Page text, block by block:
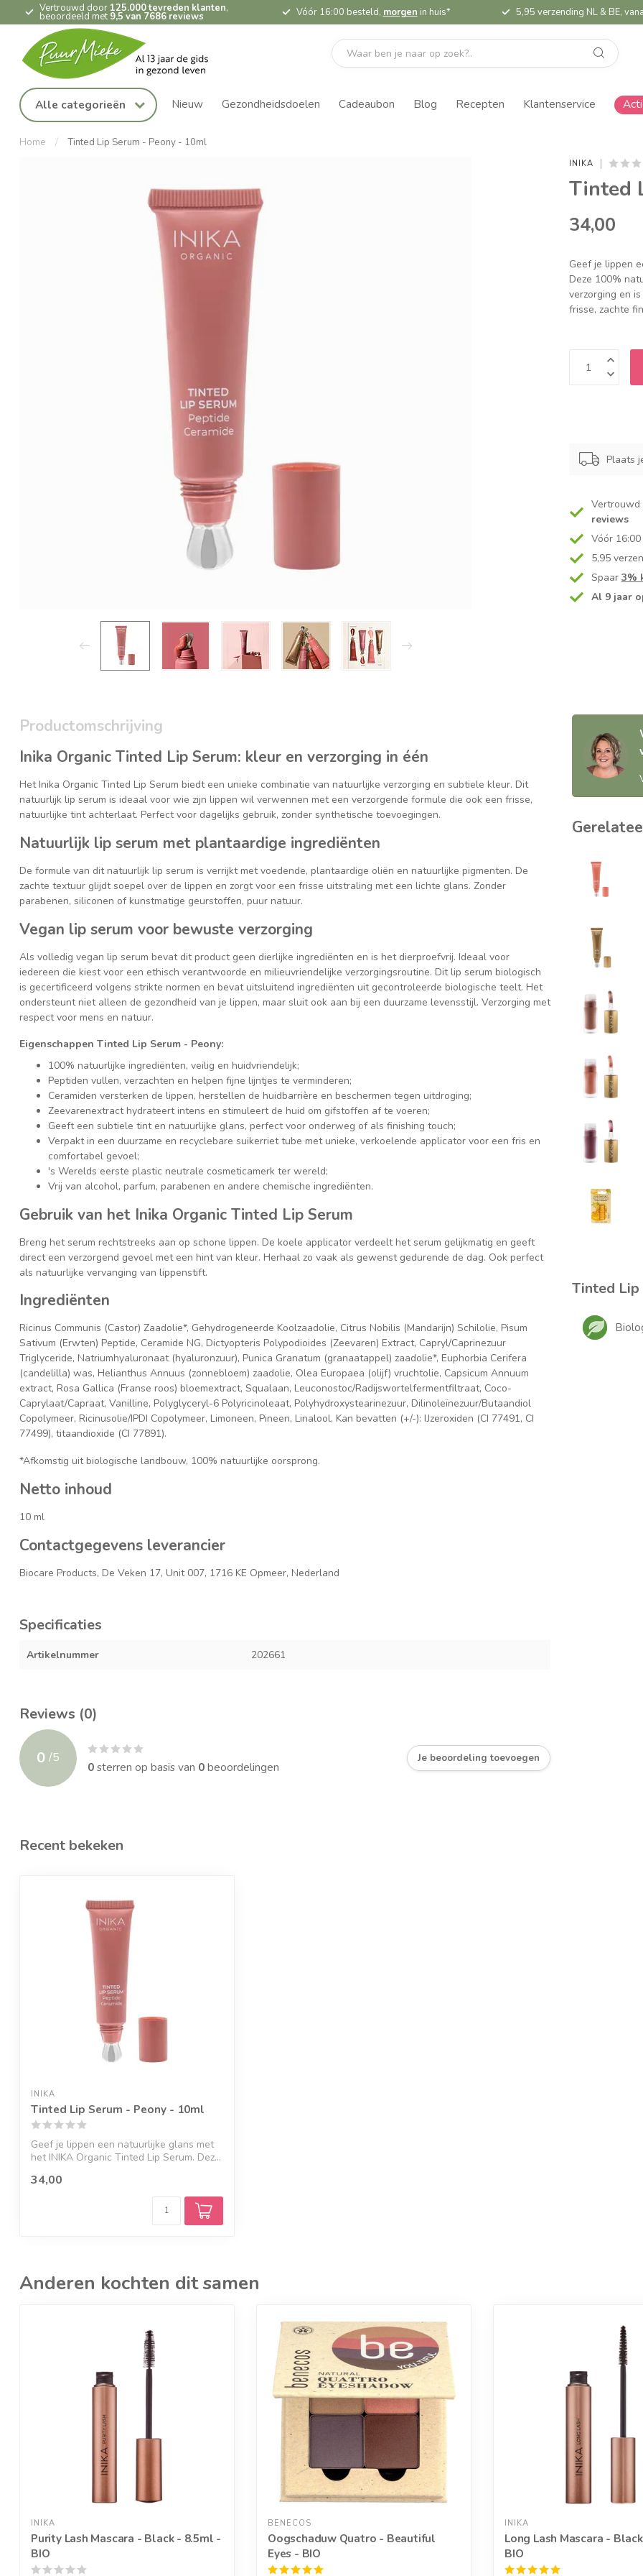
Vertrouwd door 125.000 tevreden klanten,
beoordeeld met 9,5 van 7686 reviews Vóór 16:00 besteld, morgen in huis* 5,95 verzending NL & BE,
Alle categorieën Nieuw Gezondheidsdoelen Cadeaubon Blog Recepten Klantenservice
Home / Tinted Lip Serum - Peony - 10ml
INIKA
Tinted
34,00
Geef je lippen
Deze 100%
verzorging en
frisse, zachte
Plaats
Vertrouwd
reviews
Vóór
5,95
Spaar 3%
Al 9 jaar
Productomschrijving
Inika Organic Tinted Lip Serum: kleur en verzorging in één
Het Inika Organic Tinted Lip Serum biedt een unieke combinatie van natuurlijke verzorging en subtiele kleur. Dit
natuurlijk lip serum is ideaal voor wie zijn lippen wil verwennen met een verzorgende formule die ook een frisse,
natuurlijke tint achterlaat. Perfect voor dagelijks gebruik, zonder synthetische toevoegingen.
Natuurlijk lip serum met plantaardige ingrediënten
De formule van dit natuurlijk lip serum is verrijkt met voedende, plantaardige oliën en natuurlijke pigmenten. De
zachte textuur glijdt soepel over de lippen en zorgt voor een frisse uitstraling met een lichte glans. Zonder
parabenen, siliconen of kunstmatige geurstoffen, puur natuur.
Vegan lip serum voor bewuste verzorging
Als volledig vegan lip serum bevat dit product geen dierlijke ingrediënten en is het dierproefvrij. Ideaal voor
iedereen die kiest voor een ethisch verantwoorde en milieuvriendelijke verzorgingsroutine. Dit lip serum biologisch
is gecertificeerd volgens strikte normen en bevat uitsluitend ingrediënten uit gecontroleerde biologische teelt. Het
ondersteunt niet alleen de gezondheid van je lippen, maar sluit ook aan bij een duurzame levensstijl. Verzorging met
respect voor mens en natuur.
Eigenschappen Tinted Lip Serum - Peony:
100% natuurlijke ingrediënten, veilig en huidvriendelijk;
Peptiden vullen, verzachten en helpen fijne lijntjes te verminderen;
Ceramiden versterken de lippen, herstellen de huidbarrière en beschermen tegen uitdroging;
Zeevarenextract hydrateert intens en stimuleert de huid om gifstoffen af te voeren;
Geeft een subtiele tint en natuurlijke glans, perfect voor onderweg of als finishing touch;
Verpakt in een duurzame en recyclebare suikerriet tube met unieke, verkoelende applicator voor een fris en
comfortabel gevoel;
's Werelds eerste plastic neutrale cosmeticamerk ter wereld;
Vrij van alcohol, parfum, parabenen en andere chemische ingrediënten.
Gebruik van het Inika Organic Tinted Lip Serum
Breng het serum rechtstreeks aan op schone lippen. De koele applicator verdeelt het serum gelijkmatig en geeft
direct een verzorgend gevoel met een hint van kleur. Herhaal zo vaak als gewenst gedurende de dag. Ook perfect
als natuurlijke vervanging van lippenstift.
Ingrediënten
Ricinus Communis (Castor) Zaadolie*, Gehydrogeneerde Koolzaadolie, Citrus Nobilis (Mandarijn) Schilolie, Pisum
Sativum (Erwten) Peptide, Ceramide NG, Dictyopteris Polypodioides (Zeevaren) Extract, Capryl/Caprinezuur
Triglyceride, Natriumhyaluronaat (hyaluronzuur), Punica Granatum (granaatappel) zaadolie*, Euphorbia Cerifera
(candelilla) was, Helianthus Annuus (zonnebloem) zaadolie, Olea Europaea (olijf) vruchtolie, Capsicum Annuum
extract, Rosa Gallica (Franse roos) bloemextract, Squalaan, Leuconostoc/Radijswortelfermentfiltraat, Coco-
Caprylaat/Capraat, Vanilline, Polyglyceryl-6 Polyricinoleaat, Polyhydroxystearinezuur, Dilinoleïnezuur/Butaandiol
Copolymeer, Ricinusolie/IPDI Copolymeer, Limoneen, Pineen, Linalool, Kan bevatten (+/-): IJzeroxiden (CI 77491, CI
77499), titaandioxide (CI 77891).
*Afkomstig uit biologische landbouw, 100% natuurlijke oorsprong.
Netto inhoud
10 ml
Contactgegevens leverancier
Biocare Products, De Veken 17, Unit 007, 1716 KE Opmeer, Nederland
Specificaties
Artikelnummer 202661
Reviews (0)
0 /5
0sterren op basis van 0beoordelingen
Je beoordeling toevoegen
Tinted Lip
Recent bekeken
INIKA
Tinted Lip Serum - Peony - 10ml
Geef je lippen een natuurlijke glans met
het INIKA Organic Tinted Lip Serum. Dez...
34,00
Anderen kochten dit samen
INIKA
Purity Lash Mascara - Black - 8.5ml -
BIO
BENECOS
Oogschaduw Quatro - Beautiful
Eyes - BIO
INIKA
Long Lash Mascara -
BIO